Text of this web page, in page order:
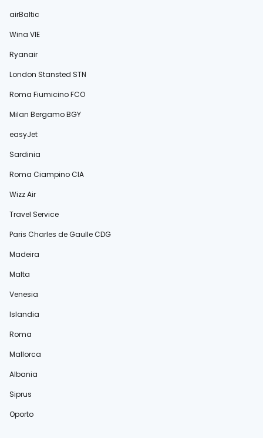
airBaltic
Wina VIE
Ryanair
London Stansted STN
Roma Fiumicino FCO
Milan Bergamo BGY
easyJet
Sardinia
Roma Ciampino CIA
Wizz Air
Travel Service
Paris Charles de Gaulle CDG
Madeira
Malta
Venesia
Islandia
Roma
Mallorca
Albania
Siprus
Oporto